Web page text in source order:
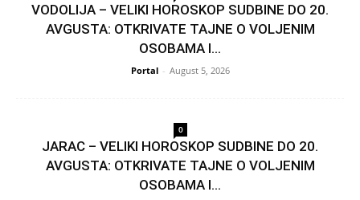
VODOLIJA – VELIKI HOROSKOP SUDBINE DO 20.
AVGUSTA: OTKRIVATE TAJNE O VOLJENIM
OSOBAMA I...
Portal - August 5, 2026
0
JARAC – VELIKI HOROSKOP SUDBINE DO 20.
AVGUSTA: OTKRIVATE TAJNE O VOLJENIM
OSOBAMA I...